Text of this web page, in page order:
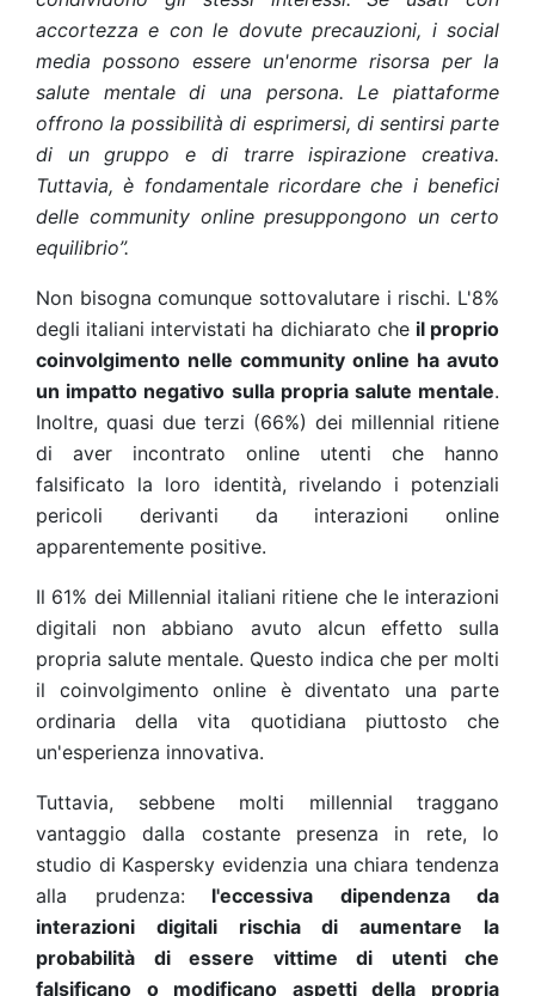
accortezza e con le dovute precauzioni, i social
media possono essere un'enorme risorsa per la
salute mentale di una persona. Le piattaforme
offrono la possibilità di esprimersi, di sentirsi parte
di un gruppo e di trarre ispirazione creativa.
Tuttavia, è fondamentale ricordare che i benefici
delle community online presuppongono un certo
equilibrio”.
Non bisogna comunque sottovalutare i rischi. L'8%
degli italiani intervistati ha dichiarato che il proprio
coinvolgimento nelle community online ha avuto
un impatto negativo sulla propria salute mentale.
Inoltre, quasi due terzi (66%) dei millennial ritiene
di aver incontrato online utenti che hanno
falsificato la loro identità, rivelando i potenziali
pericoli derivanti da interazioni online
apparentemente positive.
Il 61% dei Millennial italiani ritiene che le interazioni
digitali non abbiano avuto alcun effetto sulla
propria salute mentale. Questo indica che per molti
il coinvolgimento online è diventato una parte
ordinaria della vita quotidiana piuttosto che
un'esperienza innovativa.
Tuttavia, sebbene molti millennial traggano
vantaggio dalla costante presenza in rete, lo
studio di Kaspersky evidenzia una chiara tendenza
alla prudenza:l'eccessiva dipendenza da
interazioni digitali rischia di aumentare la
probabilità di essere vittime di utenti che
falsificano o modificano aspetti della propria